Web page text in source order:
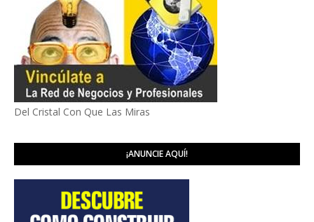
Del Cristal Con Que Las Miras
¡ANUNCIE AQUÍ!